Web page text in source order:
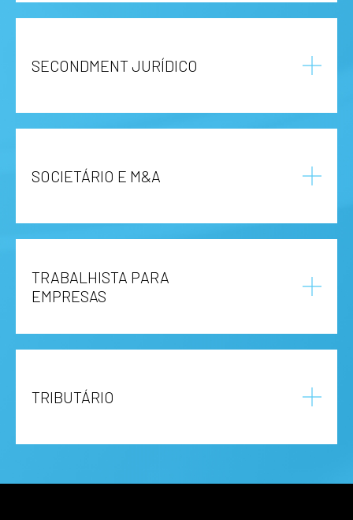
SECONDMENT JURÍDICO
SOCIETÁRIO E M&A
TRABALHISTA PARA
EMPRESAS
TRIBUTÁRIO